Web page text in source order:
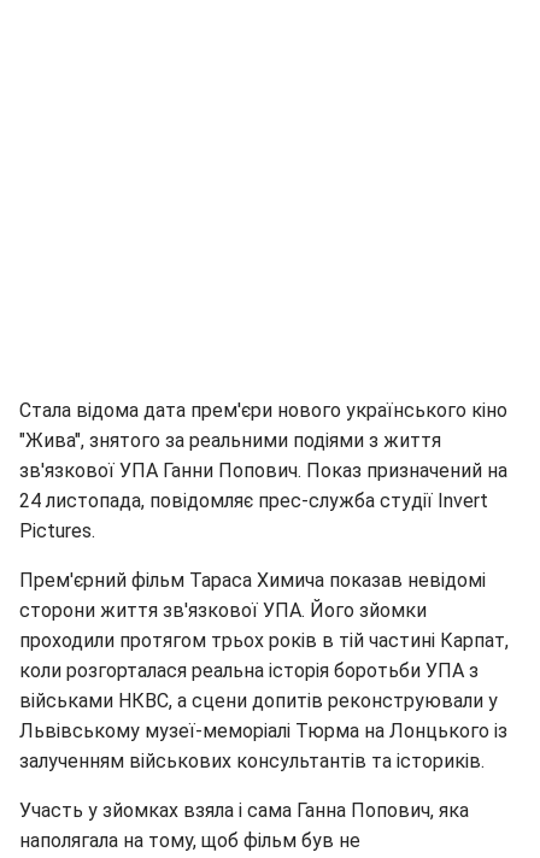
Стала відома дата прем'єри нового українського кіно
"Жива", знятого за реальними подіями з життя
зв'язкової УПА Ганни Попович. Показ призначений на
24 листопада, повідомляє прес-служба студії Invert
Pictures.
Прем'єрний фільм Тараса Химича показав невідомі
сторони життя зв'язкової УПА. Його зйомки
проходили протягом трьох років в тій частині Карпат,
коли розгорталася реальна історія боротьби УПА з
військами НКВС, а сцени допитів реконструювали у
Львівському музеї-меморіалі Тюрма на Лонцького із
залученням військових консультантів та істориків.
Участь у зйомках взяла і сама Ганна Попович, яка
наполягала на тому, щоб фільм був не